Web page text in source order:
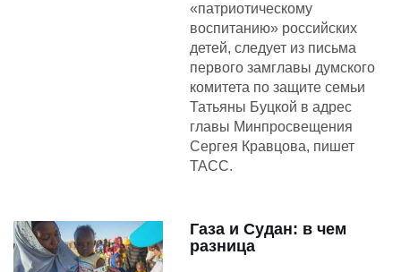
«патриотическому
воспитанию» российских
детей, следует из письма
первого замглавы думского
комитета по защите семьи
Татьяны Буцкой в адрес
главы Минпросвещения
Сергея Кравцова, пишет
ТАСС.
Газа и Судан: в чем
разница